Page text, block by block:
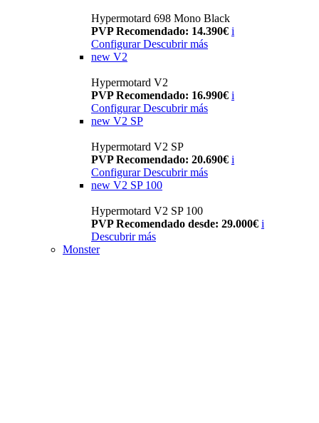
Hypermotard 698 Mono Black
PVP Recomendado: 14.390€ i
Configurar Descubrir más
new V2
Hypermotard V2
PVP Recomendado: 16.990€ i
Configurar Descubrir más
new V2 SP
Hypermotard V2 SP
PVP Recomendado: 20.690€ i
Configurar Descubrir más
new V2 SP 100
Hypermotard V2 SP 100
PVP Recomendado desde: 29.000€ i
Descubrir más
Monster